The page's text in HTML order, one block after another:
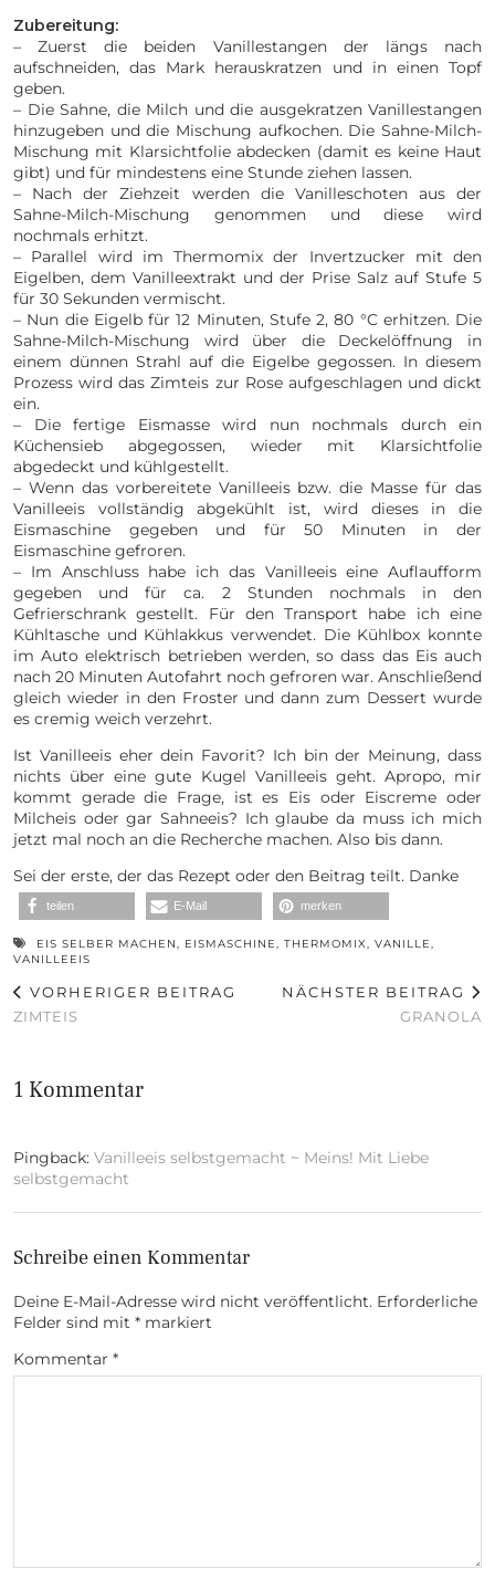
Zubereitung:
– Zuerst die beiden Vanillestangen der längs nach
aufschneiden, das Mark herauskratzen und in einen Topf
geben.
– Die Sahne, die Milch und die ausgekratzen Vanillestangen
hinzugeben und die Mischung aufkochen. Die Sahne-Milch-
Mischung mit Klarsichtfolie abdecken (damit es keine Haut
gibt) und für mindestens eine Stunde ziehen lassen.
– Nach der Ziehzeit werden die Vanilleschoten aus der
Sahne-Milch-Mischung genommen und diese wird
nochmals erhitzt.
– Parallel wird im Thermomix der Invertzucker mit den
Eigelben, dem Vanilleextrakt und der Prise Salz auf Stufe 5
für 30 Sekunden vermischt.
– Nun die Eigelb für 12 Minuten, Stufe 2, 80 °C erhitzen. Die
Sahne-Milch-Mischung wird über die Deckelöffnung in
einem dünnen Strahl auf die Eigelbe gegossen. In diesem
Prozess wird das Zimteis zur Rose aufgeschlagen und dickt
ein.
– Die fertige Eismasse wird nun nochmals durch ein
Küchensieb abgegossen, wieder mit Klarsichtfolie
abgedeckt und kühlgestellt.
– Wenn das vorbereitete Vanilleeis bzw. die Masse für das
Vanilleeis vollständig abgekühlt ist, wird dieses in die
Eismaschine gegeben und für 50 Minuten in der
Eismaschine gefroren.
– Im Anschluss habe ich das Vanilleeis eine Auflaufform
gegeben und für ca. 2 Stunden nochmals in den
Gefrierschrank gestellt. Für den Transport habe ich eine
Kühltasche und Kühlakkus verwendet. Die Kühlbox konnte
im Auto elektrisch betrieben werden, so dass das Eis auch
nach 20 Minuten Autofahrt noch gefroren war. Anschließend
gleich wieder in den Froster und dann zum Dessert wurde
es cremig weich verzehrt.
Ist Vanilleeis eher dein Favorit? Ich bin der Meinung, dass
nichts über eine gute Kugel Vanilleeis geht. Apropo, mir
kommt gerade die Frage, ist es Eis oder Eiscreme oder
Milcheis oder gar Sahneeis? Ich glaube da muss ich mich
jetzt mal noch an die Recherche machen. Also bis dann.
Sei der erste, der das Rezept oder den Beitrag teilt. Danke
teilen E-Mail merken
EIS SELBER MACHEN, EISMASCHINE, THERMOMIX, VANILLE,
VANILLEEIS
VORHERIGER BEITRAG
ZIMTEIS
NÄCHSTER BEITRAG
GRANOLA
1 Kommentar
Pingback: Vanilleeis selbstgemacht ~ Meins! Mit Liebe
selbstgemacht
Schreibe einen Kommentar
Deine E-Mail-Adresse wird nicht veröffentlicht. Erforderliche
Felder sind mit * markiert
Kommentar *